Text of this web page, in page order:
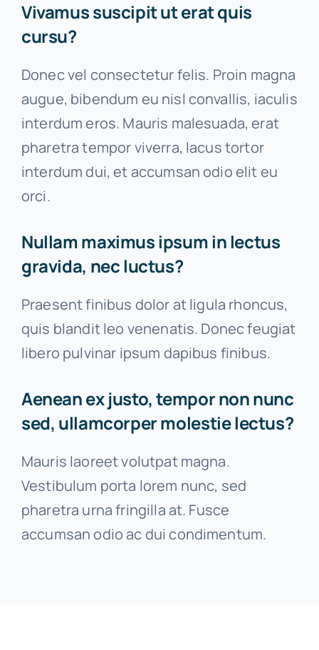
Vivamus suscipit ut erat quis
cursu?
Donec vel consectetur felis. Proin magna
augue, bibendum eu nisl convallis, iaculis
interdum eros. Mauris malesuada, erat
pharetra tempor viverra, lacus tortor
interdum dui, et accumsan odio elit eu
orci.
Nullam maximus ipsum in lectus
gravida, nec luctus?
Praesent finibus dolor at ligula rhoncus,
quis blandit leo venenatis. Donec feugiat
libero pulvinar ipsum dapibus finibus.
Aenean ex justo, tempor non nunc
sed, ullamcorper molestie lectus?
Mauris laoreet volutpat magna.
Vestibulum porta lorem nunc, sed
pharetra urna fringilla at. Fusce
accumsan odio ac dui condimentum.